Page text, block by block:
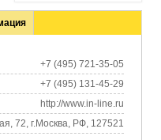
+7 (495) 721-35-05
+7 (495) 131-45-29
http://www.in-line.ru
72, г.Москва, РФ, 127521